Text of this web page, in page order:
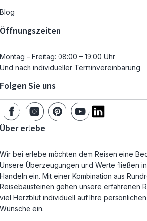
Blog
Öffnungszeiten
Montag – Freitag: 08:00 – 19:00 Uhr
Und nach individueller Terminvereinbarung
Folgen Sie uns
Über erlebe
Wir bei erlebe möchten dem Reisen eine
Unsere Überzeugungen und Werte fließen
Handeln ein. Mit einer Kombination aus
Reisebausteinen gehen unsere erfahrenen
viel Herzblut individuell auf Ihre
Wünsche ein.